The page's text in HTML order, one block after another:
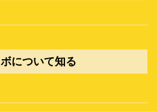
について知る